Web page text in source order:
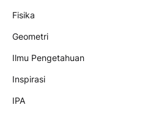
Fisika
Geometri
Ilmu Pengetahuan
Inspirasi
IPA